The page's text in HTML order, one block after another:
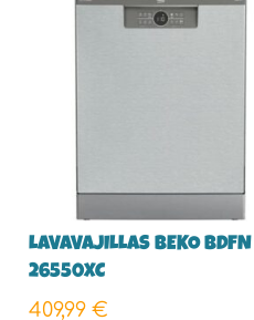
LAVAVAJILLAS BEKO BDFN
26550XC
409,99€